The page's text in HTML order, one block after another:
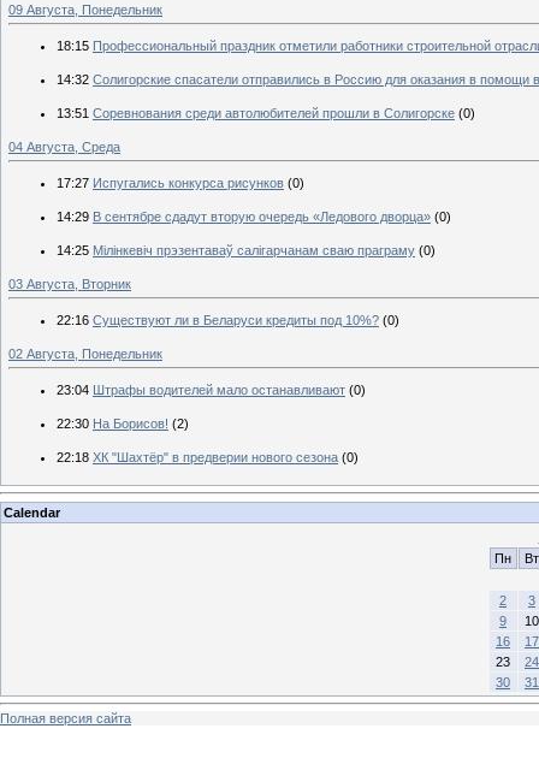
09 Августа, Понедельник
18:15 Профессиональный праздник отметили работники строительной
14:32 Солигорские спасатели отправились в Россию для оказания в помощи
13:51 Соревнования среди автолюбителей прошли в Солигорске (0)
04 Августа, Среда
17:27 Испугались конкурса рисунков (0)
14:29 В сентябре сдадут вторую очередь «Ледового дворца» (0)
14:25 Мілінкевіч прэзентаваў салігарчанам сваю праграму (0)
03 Августа, Вторник
22:16 Существуют ли в Беларуси кредиты под 10%? (0)
02 Августа, Понедельник
23:04 Штрафы водителей мало останавливают (0)
22:30 На Борисов! (2)
22:18 ХК "Шахтёр" в предверии нового сезона (0)
Calendar
Пн
Вт
2
3
9
10
16
17
23
24
30
31
Полная версия сайта